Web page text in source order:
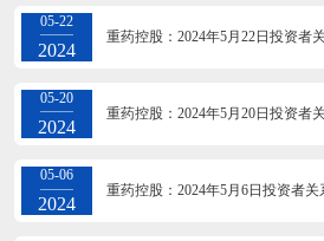
05-22
2024
重药控股：2024年5月22日投资者
05-20
2024
重药控股：2024年5月20日投资者
05-06
2024
重药控股：2024年5月6日投资者